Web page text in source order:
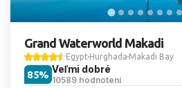
Grand Waterworld Makadi
Egypt Hurghada Makadi Bay
Veľmi dobré
10589 hodnotení
85%